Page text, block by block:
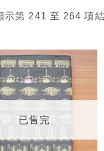
示第 241 至 264 項
望輕
已售完